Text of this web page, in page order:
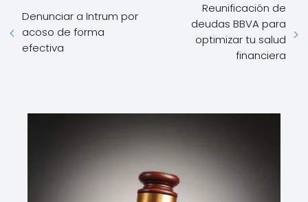
Denunciar a Intrum por
acoso de forma
efectiva
Reunificación de
deudas BBVA para
optimizar tu salud
financiera